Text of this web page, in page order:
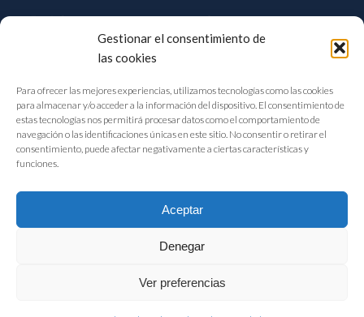
Gestionar el consentimiento de
las cookies
Para ofrecer las mejores experiencias, utilizamos tecnologías como las cookies
para almacenar y/o acceder a la información del dispositivo. El consentimiento de
estas tecnologías nos permitirá procesar datos como el comportamiento de
navegación o las identificaciones únicas en este sitio. No consentir o retirar el
consentimiento, puede afectar negativamente a ciertas características y
funciones.
Aceptar
Denegar
Ver preferencias
FIAB Federación Española de Industrias de la Alimentación y Bebidas